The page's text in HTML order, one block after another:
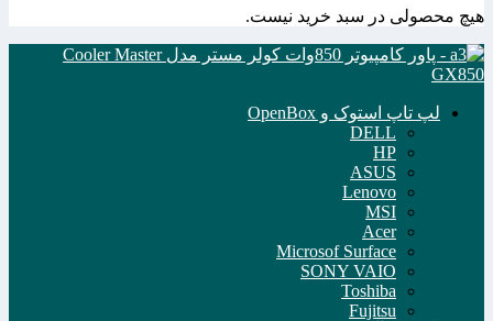
هیچ محصولی در سبد خرید نیست.
لپ تاپ استوک و OpenBox
DELL
HP
ASUS
Lenovo
MSI
Acer
Microsof Surface
SONY VAIO
Toshiba
Fujitsu